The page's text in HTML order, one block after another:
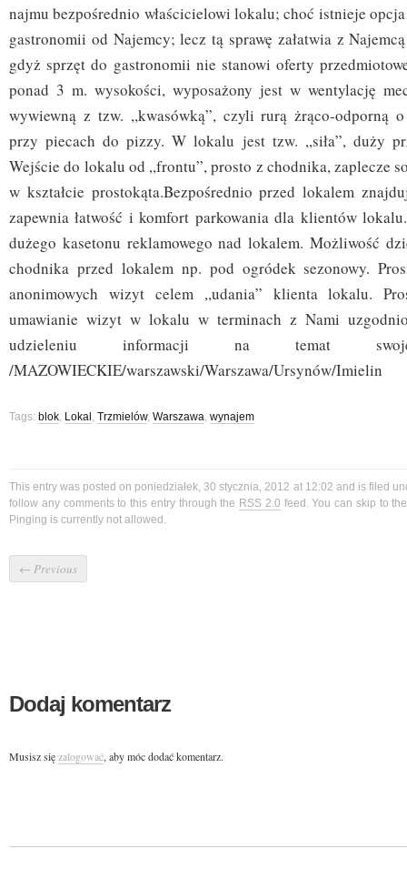
najmu bezpośrednio właścicielowi lokalu; choć istnieje
gastronomii od Najemcy; lecz tą sprawę załatwia z
gdyż sprzęt do gastronomii nie stanowi oferty
ponad 3 m. wysokości, wyposażony jest w wentylację
wywiewną z tzw. ,,kwasówką”, czyli rurą żrąco-odporną
przy piecach do pizzy. W lokalu jest tzw. ,,siła”, duży
Wejście do lokalu od ,,frontu”, prosto z chodnika, zaplecze
w kształcie prostokąta.Bezpośrednio przed lokalem
zapewnia łatwość i komfort parkowania dla klientów
dużego kasetonu reklamowego nad lokalem. Możliwość
chodnika przed lokalem np. pod ogródek sezonowy.
anonimowych wizyt celem ,,udania” klienta lokalu.
umawianie wizyt w lokalu w terminach z Nami
udzieleniu informacji na temat swojej
/MAZOWIECKIE/warszawski/Warszawa/Ursynów/Imielin
Tags: blok, Lokal , Trzmielów, Warszawa, wynajem
This entry was posted on poniedziałek, 30 stycznia, 2012 at 12:02 and is filed
follow any comments to this entry through the RSS 2.0 feed. You can skip to
Pinging is currently not allowed.
← Previous
Dodaj komentarz
Musisz sięzalogować, aby móc dodać komentarz.